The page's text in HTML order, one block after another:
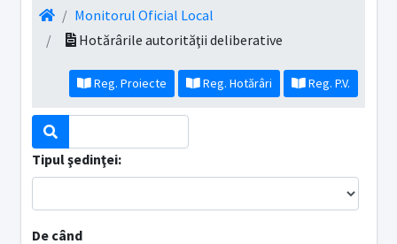
Monitorul Oficial Local
Hotărârile autorităţii deliberative
Reg. Proiecte Reg. Hotărâri Reg. P.V.
Tipul şedinţei:
De când